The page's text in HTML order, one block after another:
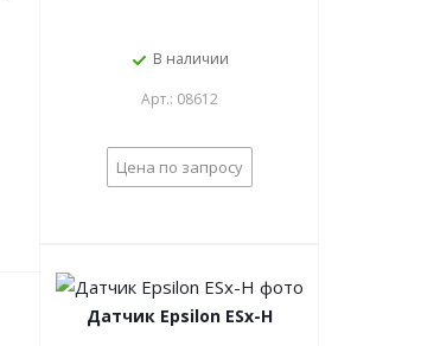
В наличии
Арт.: 08612
Цена по запросу
Датчик Epsilon ESx-H